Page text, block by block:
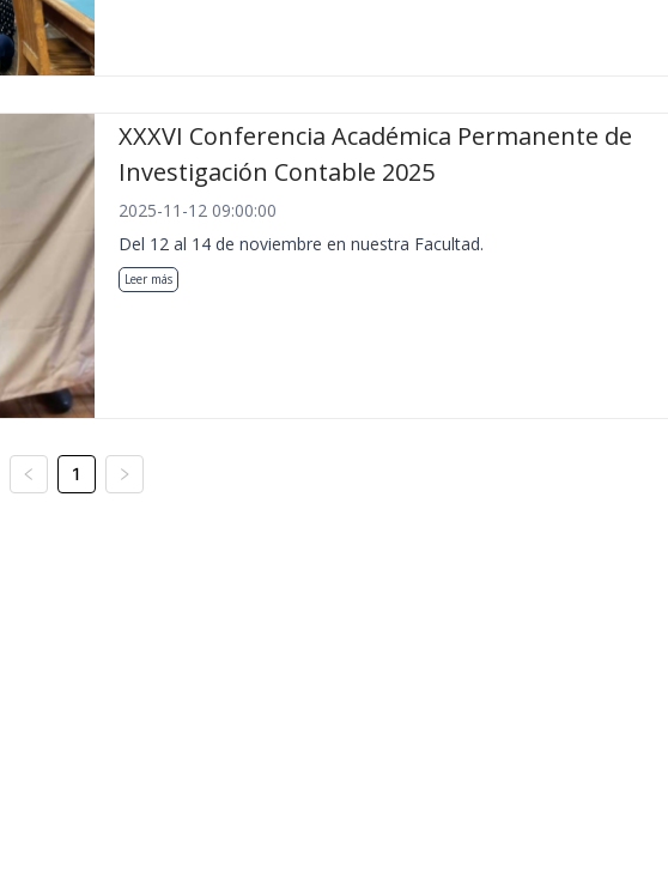
XXXVI Conferencia Académica Permanente de
Investigación Contable 2025
2025-11-12 09:00:00
Del 12 al 14 de noviembre en nuestra Facultad.
Leer más
1